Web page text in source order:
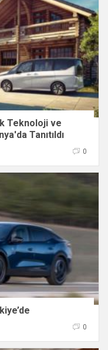
Teknoloji ve
Tanıtıldı
0
0